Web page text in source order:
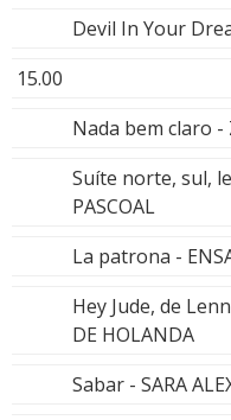
Devil In Your
15.00
Nada bem claro -
Suíte norte, sul,
PASCOAL
La patrona -
Hey Jude, de
DE HOLANDA
Sabar - SARA